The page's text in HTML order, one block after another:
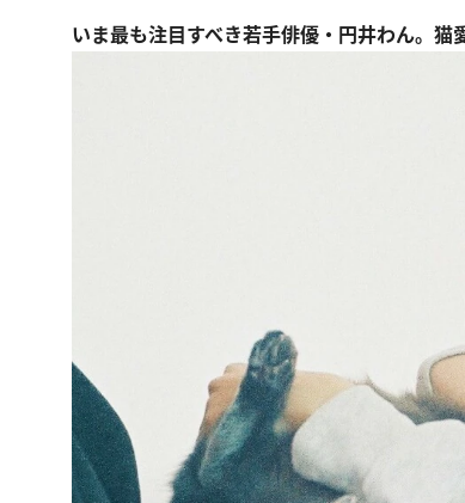
いま最も注目すべき若手俳優・円井わん。猫